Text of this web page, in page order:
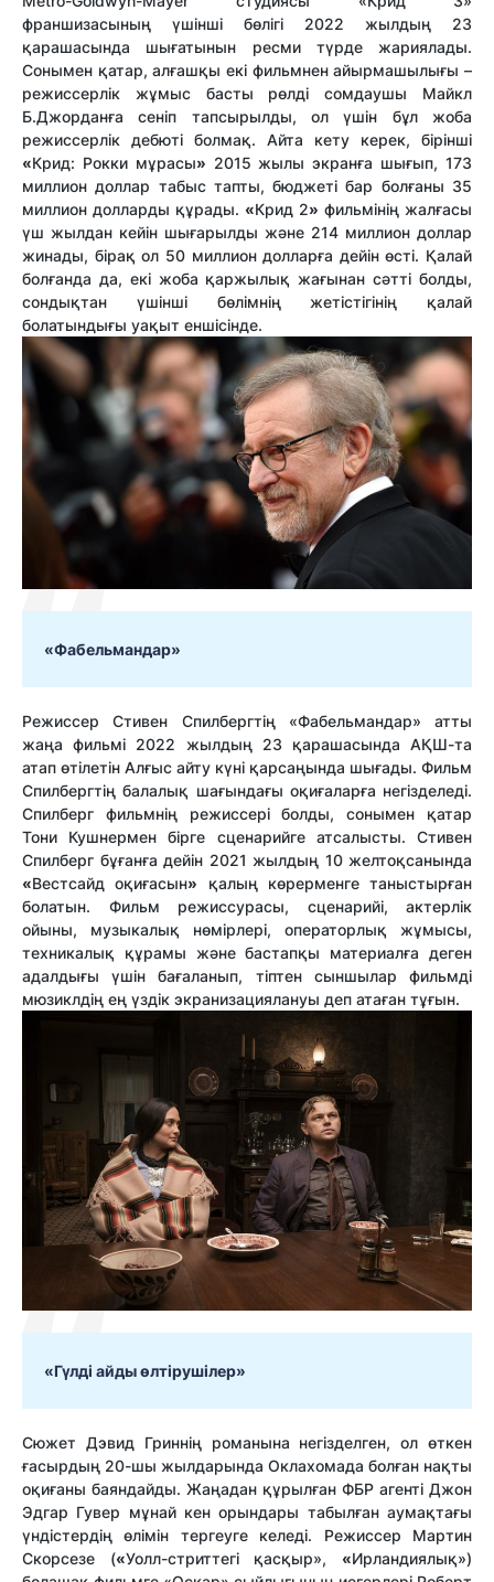
франшизасының үшінші бөлігі 2022 жылдың 23
қарашасында шығатынын ресми түрде жариялады.
Сонымен қатар, алғашқы екі фильмнен айырмашылығы –
режиссерлік жұмыс басты рөлді сомдаушы Майкл
Б.Джорданға сеніп тапсырылды, ол үшін бұл жоба
режиссерлік дебюті болмақ. Айта кету керек, бірінші
«Крид: Рокки мұрасы» 2015 жылы экранға шығып, 173
миллион доллар табыс тапты, бюджеті бар болғаны 35
миллион долларды құрады. «Крид 2» фильмінің жалғасы
үш жылдан кейін шығарылды және 214 миллион доллар
жинады, бірақ ол 50 миллион долларға дейін өсті. Қалай
болғанда да, екі жоба қаржылық жағынан сәтті болды,
сондықтан үшінші бөлімнің жетістігінің қалай
болатындығы уақыт еншісінде.
«Фабельмандар»
Режиссер Стивен Спилбергтің «Фабельмандар» атты
жаңа фильмі 2022 жылдың 23 қарашасында АҚШ-та
атап өтілетін Алғыс айту күні қарсаңында шығады. Фильм
Спилбергтің балалық шағындағы оқиғаларға негізделеді.
Спилберг фильмнің режиссері болды, сонымен қатар
Тони Кушнермен бірге сценарийге атсалысты. Стивен
Спилберг бұғанға дейін 2021 жылдың 10 желтоқсанында
«Вестсайд оқиғасын» қалың көрерменге таныстырған
болатын. Фильм режиссурасы, сценарийі, актерлік
ойыны, музыкалық нөмірлері, операторлық жұмысы,
техникалық құрамы және бастапқы материалға деген
адалдығы үшін бағаланып, тіптен сыншылар фильмді
мюзиклдің ең үздік экранизациялануы деп атаған тұғын.
«Гүлді айды өлтірушілер»
Сюжет Дэвид Гриннің романына негізделген, ол өткен
ғасырдың 20-шы жылдарында Оклахомада болған нақты
оқиғаны баяндайды. Жаңадан құрылған ФБР агенті Джон
Эдгар Гувер мұнай кен орындары табылған аумақтағы
үндістердің өлімін тергеуге келеді. Режиссер Мартин
Скорсезе («Уолл-стриттегі қасқыр», «Ирландиялық»)